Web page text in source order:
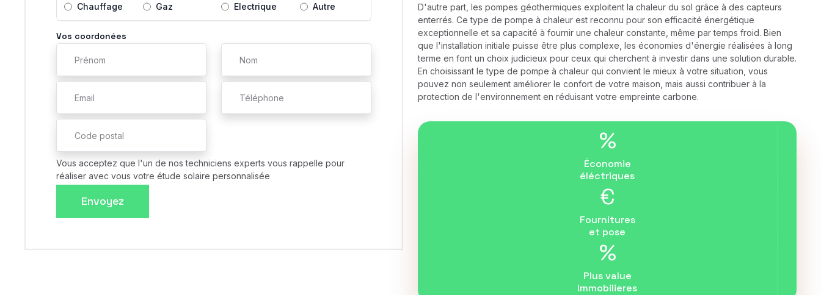
D'autre part, les pompes géothermiques exploitent la chaleur du sol grâce à des capteurs
enterrés. Ce type de pompe à chaleur est reconnu pour son efficacité énergétique
exceptionnelle et sa capacité à fournir une chaleur constante, même par temps froid. Bien
que l'installation initiale puisse être plus complexe, les économies d'énergie réalisées à long
terme en font un choix judicieux pour ceux qui cherchent à investir dans une solution durable.
En choisissant le type de pompe à chaleur qui convient le mieux à votre situation, vous
pouvez non seulement améliorer le confort de votre maison, mais aussi contribuer à la
protection de l'environnement en réduisant votre empreinte carbone.
%
Économie
éléctriques
€
Fournitures
et pose
%
Plus value
Immobilieres
Chauffage Gaz Electrique Autre
Vos coordonées
Vous acceptez que l'un de nos techniciens experts vous rappelle pour
réaliser avec vous votre étude solaire personnalisée
Envoyez